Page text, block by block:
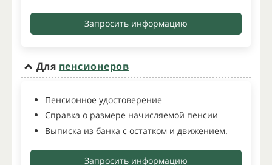
Запросить информацию
Для пенсионеров
Пенсионное удостоверение
Справка о размере начисляемой пенсии
Выписка из банка с остатком и движением.
Запросить информацию